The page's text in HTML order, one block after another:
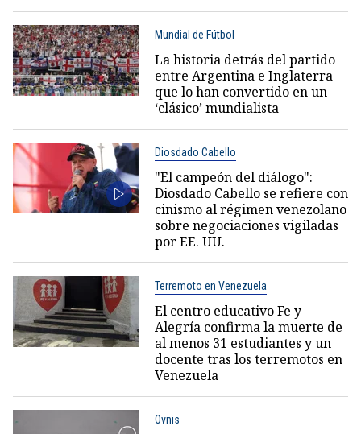
Mundial de Fútbol
La historia detrás del partido
entre Argentina e Inglaterra
que lo han convertido en un
‘clásico’ mundialista
Diosdado Cabello
"El campeón del diálogo":
Diosdado Cabello se refiere con
cinismo al régimen venezolano
sobre negociaciones vigiladas
por EE. UU.
Terremoto en Venezuela
El centro educativo Fe y
Alegría confirma la muerte de
al menos 31 estudiantes y un
docente tras los terremotos en
Venezuela
Ovnis